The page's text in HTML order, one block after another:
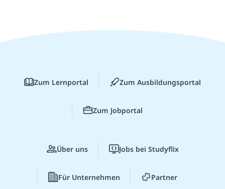
Zum Lernportal Zum Ausbildungsportal
Zum Jobportal
Über uns Jobs bei Studyflix
Für Unternehmen Partner